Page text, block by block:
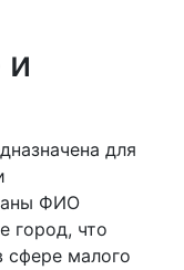
для
ФИО
город, что
сфере малого